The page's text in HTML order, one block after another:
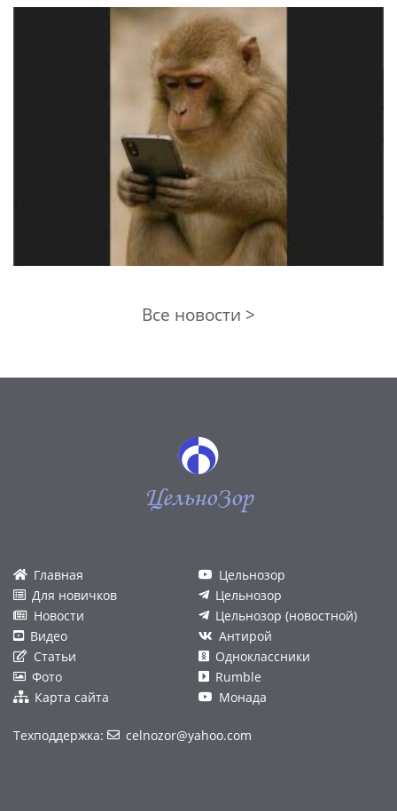
Все новости >
ЦельноЗор
Главная
Для новичков
Новости
Видео
Статьи
Фото
Карта сайта
Цельнозор
Цельнозор
Цельнозор (новостной)
Антирой
Одноклассники
Rumble
Монада
Техподдержка: celnozor@yahoo.com